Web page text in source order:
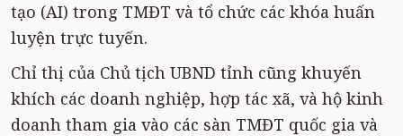
tạo (AI) trong TMĐT và tổ chức các khóa huấn
luyện trực tuyến.
Chỉ thị của Chủ tịch UBND tỉnh cũng khuyến
khích các doanh nghiệp, hợp tác xã, và hộ kinh
doanh tham gia vào các sàn TMĐT quốc gia và